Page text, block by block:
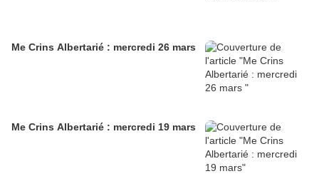
Me Crins Albertarié : mercredi 26 mars
Me Crins Albertarié : mercredi 19 mars